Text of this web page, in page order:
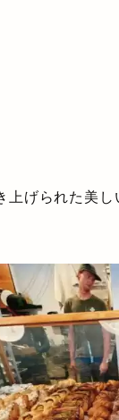
げられた美